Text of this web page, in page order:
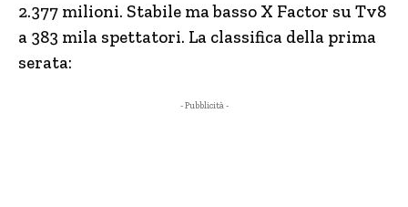
2.377 milioni. Stabile ma basso X Factor su Tv8
a 383 mila spettatori. La classifica della prima
serata:
- Pubblicità -